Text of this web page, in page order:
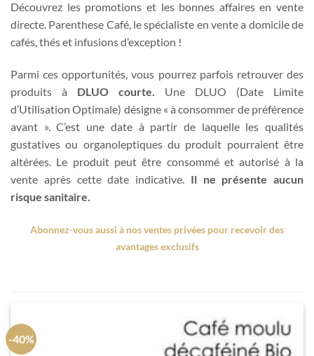
Découvrez les promotions et les bonnes affaires en vente
directe. Parenthese Café, le spécialiste en vente a domicile de
cafés, thés et infusions d’exception !
Parmi ces opportunités, vous pourrez parfois retrouver des
produits à DLUO courte. Une DLUO (Date Limite
d’Utilisation Optimale) désigne « à consommer de préférence
avant ». C’est une date à partir de laquelle les qualités
gustatives ou organoleptiques du produit pourraient être
altérées. Le produit peut être consommé et autorisé à la
vente après cette date indicative. Il ne présente aucun
risque sanitaire.
Abonnez-vous aussi à nos ventes privées pour recevoir des
avantages exclusifs
-40%